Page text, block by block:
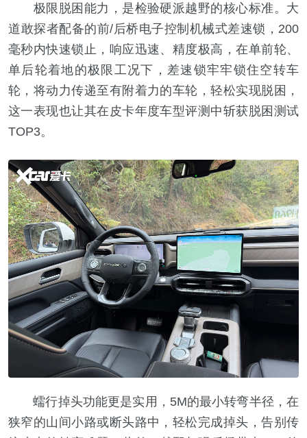
极限脱困能力，是检验硬派越野的核心标准。大
道敢探者配备的前/后桥电子控制机械式差速锁，200
毫秒内快速锁止，响应迅速、精度极高，在单前轮、
单后轮着地的极限工况下，差速锁牢牢锁住空转车
轮，将动力传递至有附着力的车轮，轻松实现脱困，
这一表现也让其在皮卡年度车型评测中斩获脱困测试
TOP3。
蠕行掉头功能更是实用，5M的最小转弯半径，在
狭窄的山间小路或断头路中，轻松完成掉头，告别传